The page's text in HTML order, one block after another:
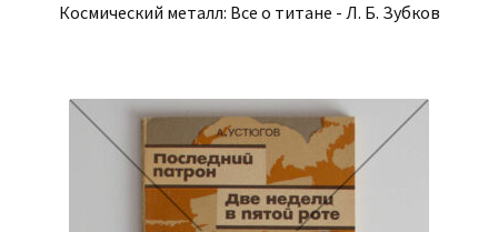
Космический металл: Все о титане - Л. Б. Зубков